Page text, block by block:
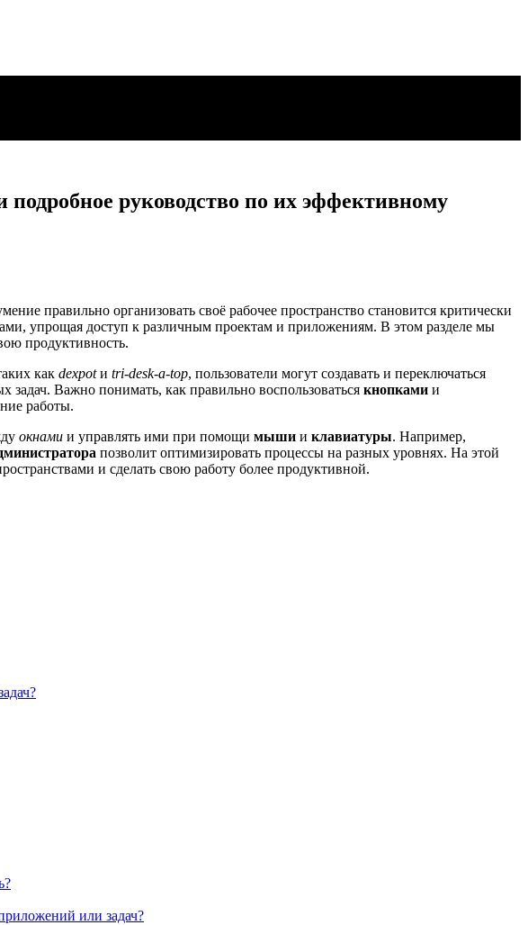
руководство по их эффективному
правильно организовать своё рабочее пространство становится критически
упрощая доступ к различным проектам и приложениям. В этом разделе мы
продуктивность.
как dexpotи tri-desk-a-top, пользователи могут создавать и переключаться
Важно понимать, как правильно воспользоваться кнопками и
работы.
окнами и управлять ими при помощи мыши и клавиатуры. Например,
позволит оптимизировать процессы на разных уровнях. На этой
и сделать свою работу более продуктивной.
или задач?